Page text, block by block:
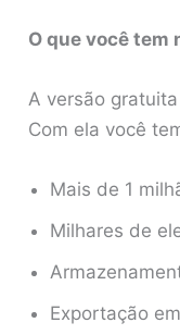
O que você tem
A versão
Com ela você
Mais de 1
Milhares de
Exportação